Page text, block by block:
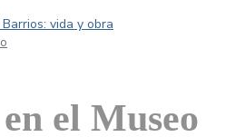
vida y obra
el Museo